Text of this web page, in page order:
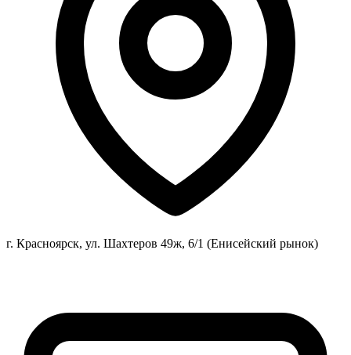
г. Красноярск, ул. Шахтеров 49ж, 6/1 (Енисейский рынок)